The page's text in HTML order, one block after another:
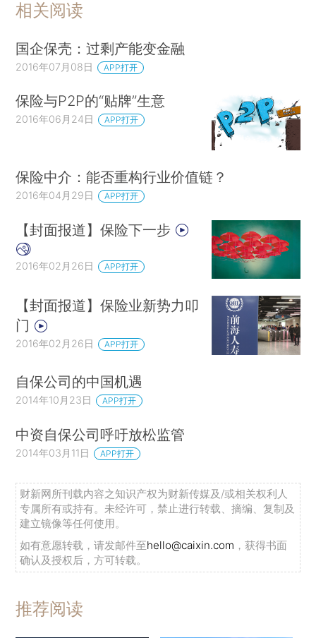
相关阅读
国企保壳：过剩产能变金融
2016年07月08日 APP打开
保险与P2P的“贴牌”生意
2016年06月24日 APP打开
保险中介：能否重构行业价值链？
2016年04月29日 APP打开
【封面报道】保险下一步
2016年02月26日 APP打开
【封面报道】保险业新势力叩
门
2016年02月26日 APP打开
自保公司的中国机遇
2014年10月23日 APP打开
中资自保公司呼吁放松监管
2014年03月11日 APP打开
财新网所刊载内容之知识产权为财新传媒及/或相关权利人
专属所有或持有。未经许可，禁止进行转载、摘编、复制及
建立镜像等任何使用。
如有意愿转载，请发邮件至hello@caixin.com ，获得书面
确认及授权后，方可转载。
推荐阅读